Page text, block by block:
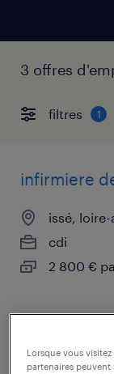
3 offres
filtres 1
infirmiere
issé,
cdi
2 800 €
Lorsque vous
partenaires